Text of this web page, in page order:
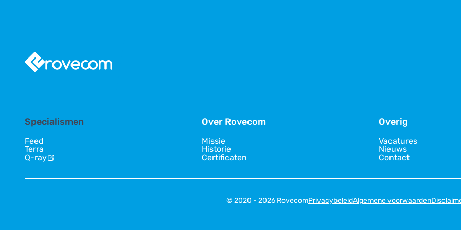
Specialismen
Feed
Terra
Q-ray
Over Rovecom
Missie
Historie
Certificaten
Overig
Vacatures
Nieuws
Contact
© 2020 - 2026 RovecomPrivacybeleidAlgemene voorwaarden